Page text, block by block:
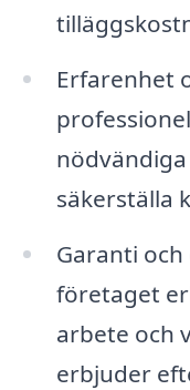
Erfarenhet
säkerställa
Garanti
företaget
arbete och
erbjuder